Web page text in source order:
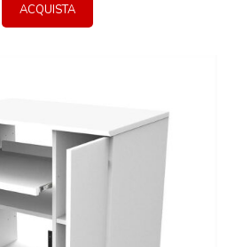
ACQUISTA